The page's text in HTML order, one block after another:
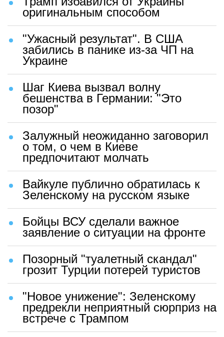
оригинальным способом
"Ужасный результат". В США
забились в панике из-за ЧП на
Украине
Шаг Киева вызвал волну
бешенства в Германии: "Это
позор"
Залужный неожиданно заговорил
о том, о чем в Киеве
предпочитают молчать
Вайкуле публично обратилась к
Зеленскому на русском языке
Бойцы ВСУ сделали важное
заявление о ситуации на фронте
Позорный "туалетный скандал"
грозит Турции потерей туристов
"Новое унижение": Зеленскому
предрекли неприятный сюрприз на
встрече с Трампом